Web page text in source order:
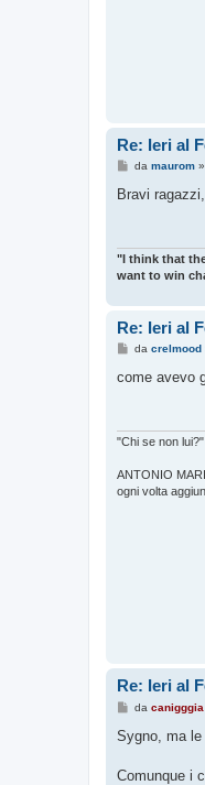
Re: Ieri al
M
s
i
da maurom»
Bravi
"I think that
want to win
Re: Ieri al
M
s
i
da crelmood
come avevo
"Chi se non
ANTONIO
ogni volta
Re: Ieri al
M
s
s
g
da canigggia
Sygno, ma
Comunque i